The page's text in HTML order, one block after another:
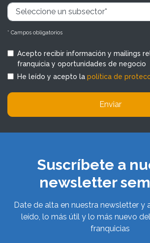
* Campos obligatorios
Acepto recibir información y mailings
franquicia y oportunidades de negocio
He leído y acepto la política de
Enviar
Suscríbete a
newsletter
Date de alta en nuestra newsletter y
leído, lo más útil y lo más nuevo
franquicias